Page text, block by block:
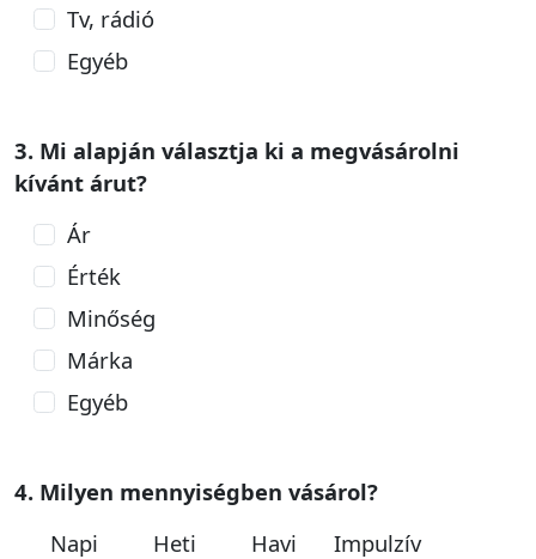
Tv, rádió
Egyéb
3. Mi alapján választja ki a megvásárolni
kívánt árut?
Ár
Érték
Minőség
Márka
Egyéb
4. Milyen mennyiségben vásárol?
Napi
Heti
Havi
Impulzív